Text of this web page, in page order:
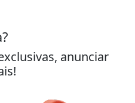
anunciar